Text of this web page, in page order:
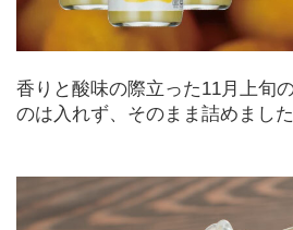
香りと酸味の際立った11月上旬
のは入れず、そのまま詰めました